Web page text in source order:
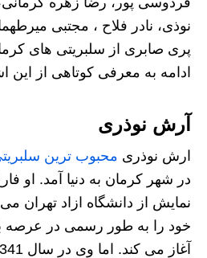
نوذی، نادر فلاح ، مجتبی
پری صابری از سلبریتی های
ادامه به معرفی کوتاهی از
آرش نوذری
ارش نوذری محبوب ترین
در شهر کرمان به دنیا آمد. او
نمایش از دانشگاه ازاد تهران